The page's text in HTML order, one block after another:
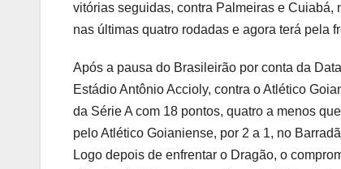
vitórias seguidas, contra Palmeiras e Cuiabá,
nas últimas quatro rodadas e agora terá pela
Após a pausa do Brasileirão por conta da
Estádio Antônio Accioly, contra o Atlético
da Série A com 18 pontos, quatro a menos
pelo Atlético Goianiense, por 2 a 1, no
Logo depois de enfrentar o Dragão, o